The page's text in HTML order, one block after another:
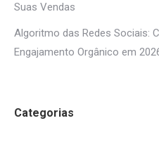
Suas Vendas
Algoritmo das Redes Sociais:
Engajamento Orgânico em
Categorias